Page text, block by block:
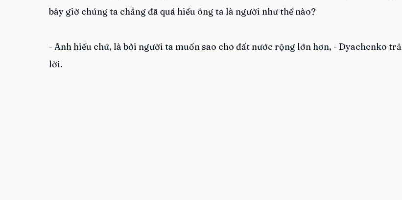
bây giờ chúng ta chẳng đã quá hiểu ông ta là người như thế nào?
- Anh hiểu chứ, là bởi người ta muốn sao cho đất nước rộng lớn hơn, - Dyachenko trả
lời.